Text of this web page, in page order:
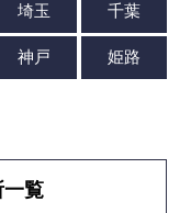
一覧